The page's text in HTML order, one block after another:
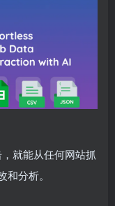
就能从任何网站抓
分析。